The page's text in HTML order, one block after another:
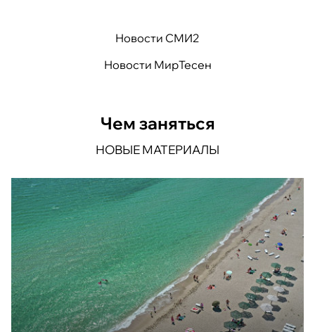
Новости СМИ2
Новости МирТесен
Чем заняться
НОВЫЕ МАТЕРИАЛЫ